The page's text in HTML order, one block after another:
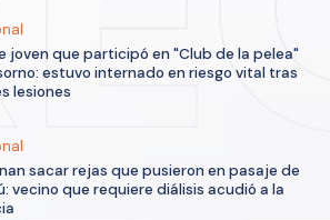
joven que participó en "Club de la pelea"
estuvo internado en riesgo vital tras
lesiones
sacar rejas que pusieron en pasaje de
vecino que requiere diálisis acudió a la